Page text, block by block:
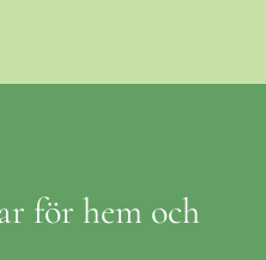
för hem och